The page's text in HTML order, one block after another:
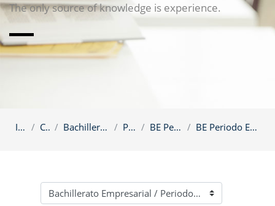
The only source of knowledge is experience.
Inicio Cursos Bachillerato Empresarial Periodos BE Periodos 2025 BE Periodo Enero - Febrero 2025
Categorías